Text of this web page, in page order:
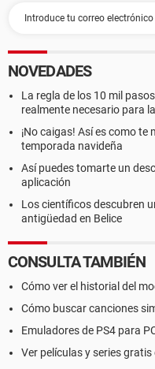
NOVEDADES
La regla de los 10 mil
realmente necesario para
¡No caigas! Así es como
temporada navideña
Así puedes tomarte un
aplicación
Los científicos descubren
antigüedad en Belice
CONSULTA TAMBIÉN
Cómo ver el historial del
Cómo buscar canciones
Emuladores de PS4 para
Ver películas y series